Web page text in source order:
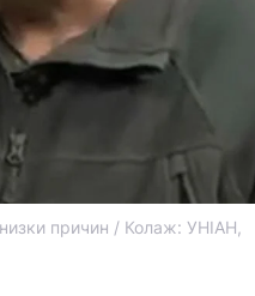
причин / Колаж: УНІАН,